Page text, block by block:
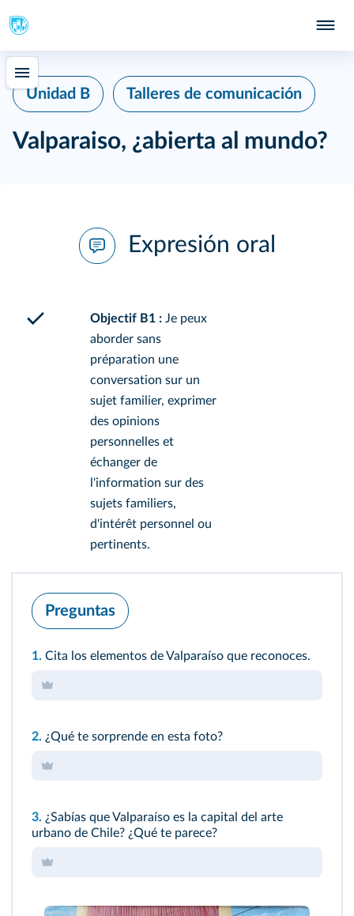
Unidad B Talleres de comunicación
Valparaiso, ¿abierta al mundo?
Expresión oral
Objectif B1 : Je peux
aborder sans
préparation une
conversation sur un
sujet familier, exprimer
des opinions
personnelles et
échanger de
l'information sur des
sujets familiers,
d'intérêt personnel ou
pertinents.
Preguntas
1. Cita los elementos de Valparaíso que reconoces.
2. ¿Qué te sorprende en esta foto?
3. ¿Sabías que Valparaíso es la capital del arte
urbano de Chile? ¿Qué te parece?